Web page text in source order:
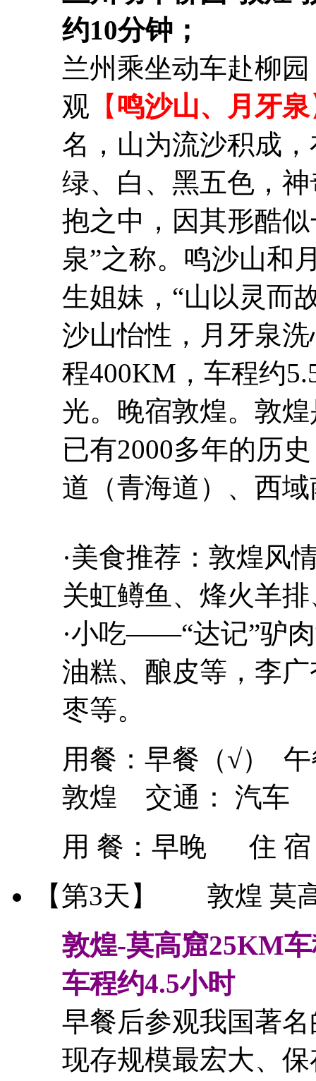
约10分钟；
兰州乘坐动车赴柳
观 【鸣沙山、月牙泉
名，山为流沙积成
绿、白、黑五色，
抱之中，因其形酷
泉”之称。鸣沙山和
生姐妹，“山以灵而
沙山怡性，月牙泉
程400KM，车程约
光。晚宿敦煌。敦
已有2000多年的历
道（青海道）、西
·美食推荐：敦煌风
关虹鳟鱼、烽火羊
·小吃——“达记”驴
油糕、酿皮等，李
枣等。
用餐：早餐（√）
敦煌 交通： 汽车
用 餐： 早晚 住
【第3天】
敦煌 莫
敦煌-莫高窟25KM
车程约4.5小时
早餐后参观我国著
现存规模最宏大、